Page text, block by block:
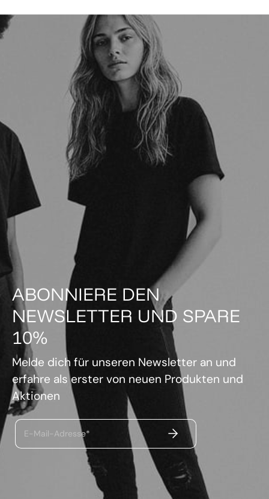
ABONNIERE DEN
NEWSLETTER UND SPARE
10%
Melde dich für unseren Newsletter an und
erfahre als erster von neuen Produkten und
Aktionen
E-Mail-Adresse* ABSENDEN